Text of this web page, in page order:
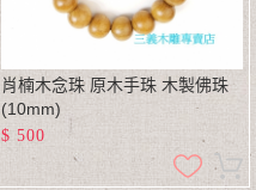
肖楠木念珠 原木手珠 木製佛珠
(10mm)
$ 500